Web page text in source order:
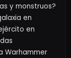
y monstruos?
en
en
Warhammer